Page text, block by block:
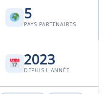
5
PAYS PARTENAIRES
2023
DEPUIS L'ANNÉE